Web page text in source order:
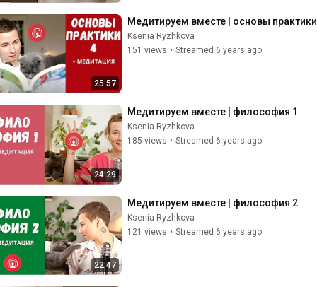
25:57
Медитируем вместе | основы
Ksenia Ryzhkova
151 views • Streamed 6 years ago
24:29
Медитируем вместе | философия 1
Ksenia Ryzhkova
185 views • Streamed 6 years ago
22:47
Медитируем вместе | философия 2
Ksenia Ryzhkova
121 views • Streamed 6 years ago